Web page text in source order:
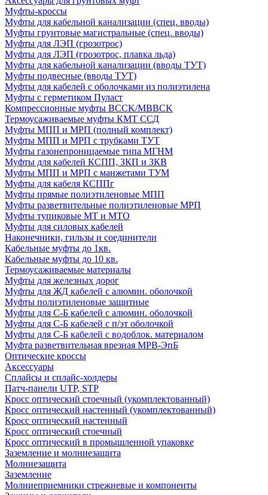
Муфты-кроссы
Муфты для кабельной канализации (спец. вводы)
Муфты грунтовые магистральные (спец. вводы)
Муфты для ЛЭП (грозотрос)
Муфты для ЛЭП (грозотрос, плавка льда)
Муфты для кабельной канализации (вводы ТУТ)
Муфты подвесные (вводы ТУТ)
Муфты для кабелей с оболочками из полиэтилена
Муфты с герметиком Пуласт
Компрессионные муфты BCCK/MBBCK
Термоусаживаемые муфты КМТ ССД
Муфты МПП и МРП (полный комплект)
Муфты МПП и МРП с трубками ТУТ
Муфты газонепроницаемые типа МГНМ
Муфты для кабелей КСПП, ЗКП и ЗКВ
Муфты МПП и МРП с манжетами ТУМ
Муфты для кабеля КСППг
Муфты прямые полиэтиленовые МПП
Муфты разветвительные полиэтиленовые МРП
Муфты тупиковые МТ и МТО
Муфты для силовых кабелей
Наконечники, гильзы и соединители
Кабельные муфты до 1кв.
Кабельные муфты до 10 кв.
Термоусаживаемые материалы
Муфты для железных дорог
Муфты для ЖД кабелей с алюмин. оболочкой
Муфты полиэтиленовые защитные
Муфты для С-Б кабелей с алюмин. оболочкой
Муфты для С-Б кабелей с п/эт оболочкой
Муфты для С-Б кабелей с водоблок. материалом
Муфта разветвительная врезная МРВ-ЭпБ
Оптические кроссы
Аксессуары
Сплайсы и сплайс-холдеры
Патч-панели UTP, STP
Кросс оптический стоечный (укомплектованный)
Кросс оптический настенный (укомплектованный)
Кросс оптический настенный
Кросс оптический стоечный
Кросс оптический в промышленной упаковке
Заземление и молниезащита
Молниезащита
Заземление
Молниеприемники стрежневые и компоненты